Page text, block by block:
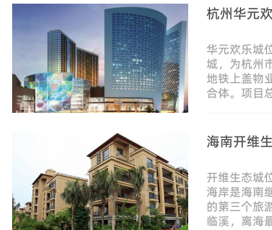
规格
杭州华元
华元欢乐城
城，为杭州
地铁上盖物
合体。项目
计
海南开维
开维生态城
海岸是海南
的第三个旅
临溪，离海